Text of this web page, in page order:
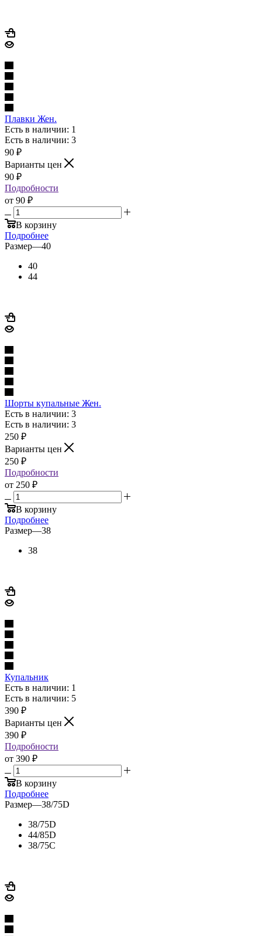
Плавки Жен.
Есть в наличии: 1
Есть в наличии: 3
90 ₽
Варианты цен
90 ₽
Подробности
от 90 ₽
В корзину
Подробнее
Размер—40
40
44
Шорты купальные Жен.
Есть в наличии: 3
Есть в наличии: 3
250 ₽
Варианты цен
250 ₽
Подробности
от 250 ₽
В корзину
Подробнее
Размер—38
38
Купальник
Есть в наличии: 1
Есть в наличии: 5
390 ₽
Варианты цен
390 ₽
Подробности
от 390 ₽
В корзину
Подробнее
Размер—38/75D
38/75D
44/85D
38/75C